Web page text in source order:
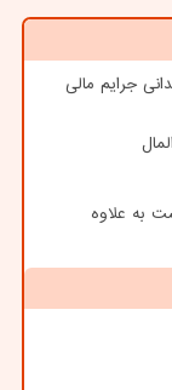
ستاد اجرائی فرمان امام در آزادی ۱۵۲۳ زندانی جرایم مالی
به علاوه